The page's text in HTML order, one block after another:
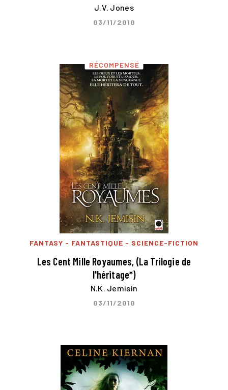
J.V. Jones
03/11/2010
RÉCOMPENSÉ
FANTASY - FANTASTIQUE - SCIENCE-FICTION
Les Cent Mille Royaumes, (La Trilogie de
l'héritage*)
N.K. Jemisin
03/11/2010